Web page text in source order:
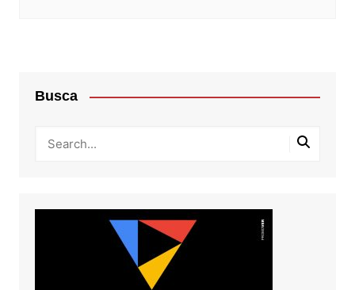
Busca